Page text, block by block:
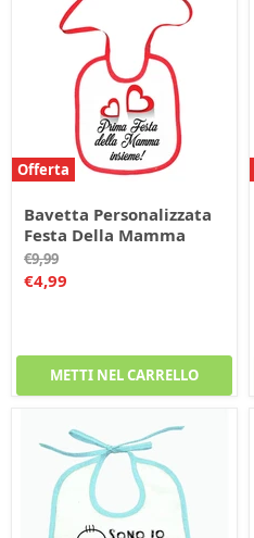
Offerta
Bavetta Personalizzata
Festa Della Mamma
Prezzo
originale
€9,99
Prezzo
€4,99
METTI NEL CARRELLO